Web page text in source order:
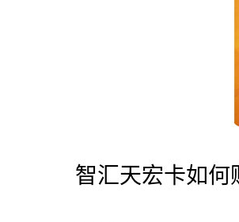
智汇天宏卡如何